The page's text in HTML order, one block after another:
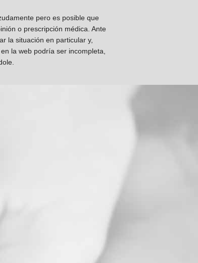
pero es posible que
o prescripción médica. Ante
la situación en particular y,
la web podría ser incompleta,